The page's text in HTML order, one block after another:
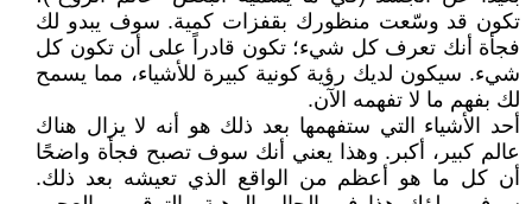
تكون قد وسّعت منظورك بقفزات كمية. سوف يبدو لك
فجأة أنك تعرف كل شيء؛ تكون قادراً على أن تكون كل
شيء. سيكون لديك رؤية كونية كبيرة للأشياء، مما يسمح
لك بفهم ما لا تفهمه الآن.
أحد الأشياء التي ستفهمها بعد ذلك هو أنه لا يزال هناك
عالم كبير، أكبر. وهذا يعني أنك سوف تصبح فجأة واضحًا
أن كل ما هو أعظم من الواقع الذي تعيشه بعد ذلك.